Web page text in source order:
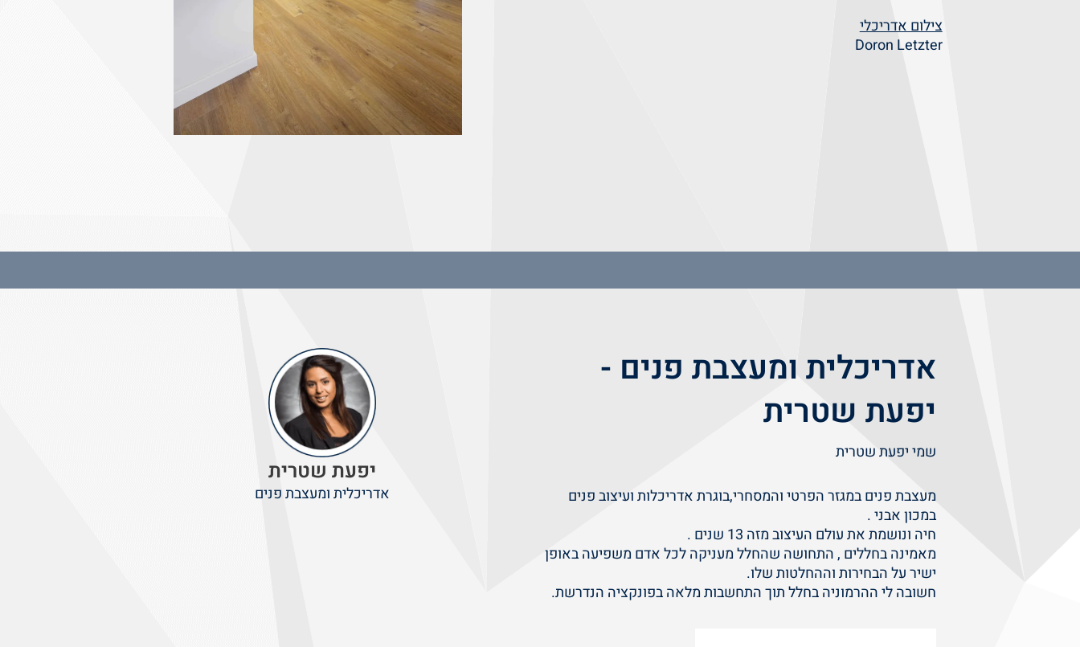
צילום אדריכלי
Doron Letzter
אדריכלית ומעצבת פנים -
יפעת שטרית
שמי יפעת שטרית
מעצבת פנים במגזר הפרטי והמסחרי,בוגרת אדריכלות ועיצוב פנים
במכון אבני .
חיה ונושמת את עולם העיצוב מזה 13 שנים .
מאמינה בחללים , התחושה שהחלל מעניקה לכל אדם משפיעה באופן
ישיר על הבחירות וההחלטות שלו.
חשובה לי ההרמוניה בחלל תוך התחשבות מלאה בפונקציה הנדרשת.
יפעת שטרית
אדריכלית ומעצבת פנים